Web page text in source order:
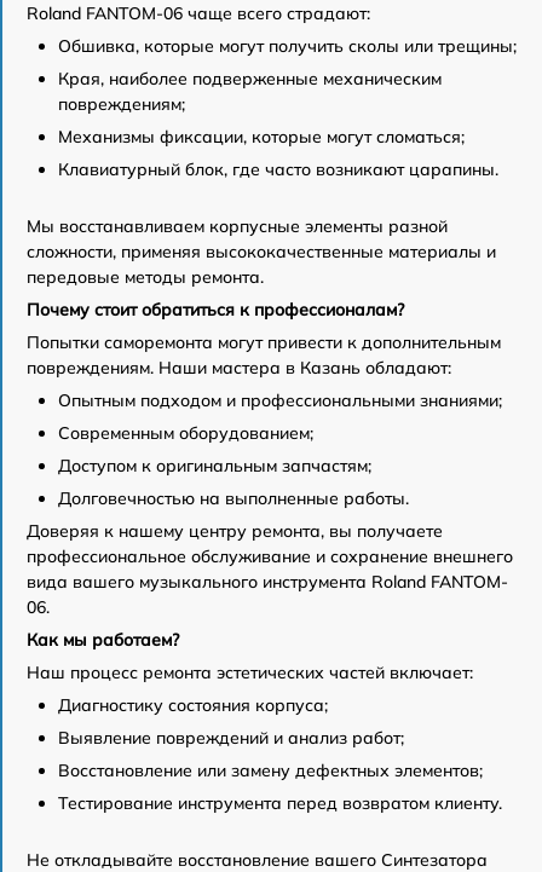
Roland FANTOM-06 чаще всего страдают:
Обшивка, которые могут получить сколы или трещины;
Края, наиболее подверженные механическим
повреждениям;
Механизмы фиксации, которые могут сломаться;
Клавиатурный блок, где часто возникают царапины.
Мы восстанавливаем корпусные элементы разной
сложности, применяя высококачественные материалы и
передовые методы ремонта.
Почему стоит обратиться к профессионалам?
Попытки саморемонта могут привести к дополнительным
повреждениям. Наши мастера в Казань обладают:
Опытным подходом и профессиональными знаниями;
Современным оборудованием;
Доступом к оригинальным запчастям;
Долговечностью на выполненные работы.
Доверяя к нашему центру ремонта, вы получаете
профессиональное обслуживание и сохранение внешнего
вида вашего музыкального инструмента Roland FANTOM-
06.
Как мы работаем?
Наш процесс ремонта эстетических частей включает:
Диагностику состояния корпуса;
Выявление повреждений и анализ работ;
Восстановление или замену дефектных элементов;
Тестирование инструмента перед возвратом клиенту.
Не откладывайте восстановление вашего Синтезатора